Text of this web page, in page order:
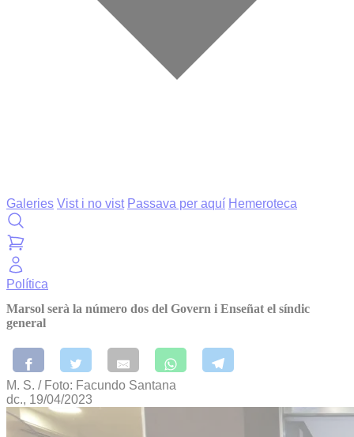
Galeries Vist i no vist Passava per aquí Hemeroteca
Política
Marsol serà la número dos del Govern i Enseñat el síndic
general
M. S. / Foto: Facundo Santana
dc., 19/04/2023